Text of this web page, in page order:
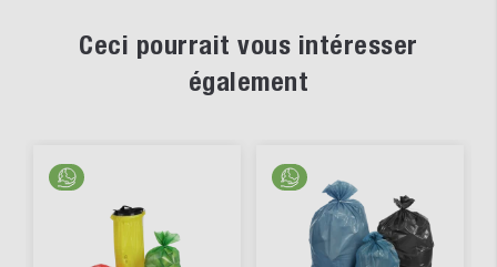
Ceci pourrait vous intéresser
également